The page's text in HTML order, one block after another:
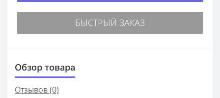
БЫСТРЫЙ ЗАКАЗ
Обзор товара
Отзывов (0)